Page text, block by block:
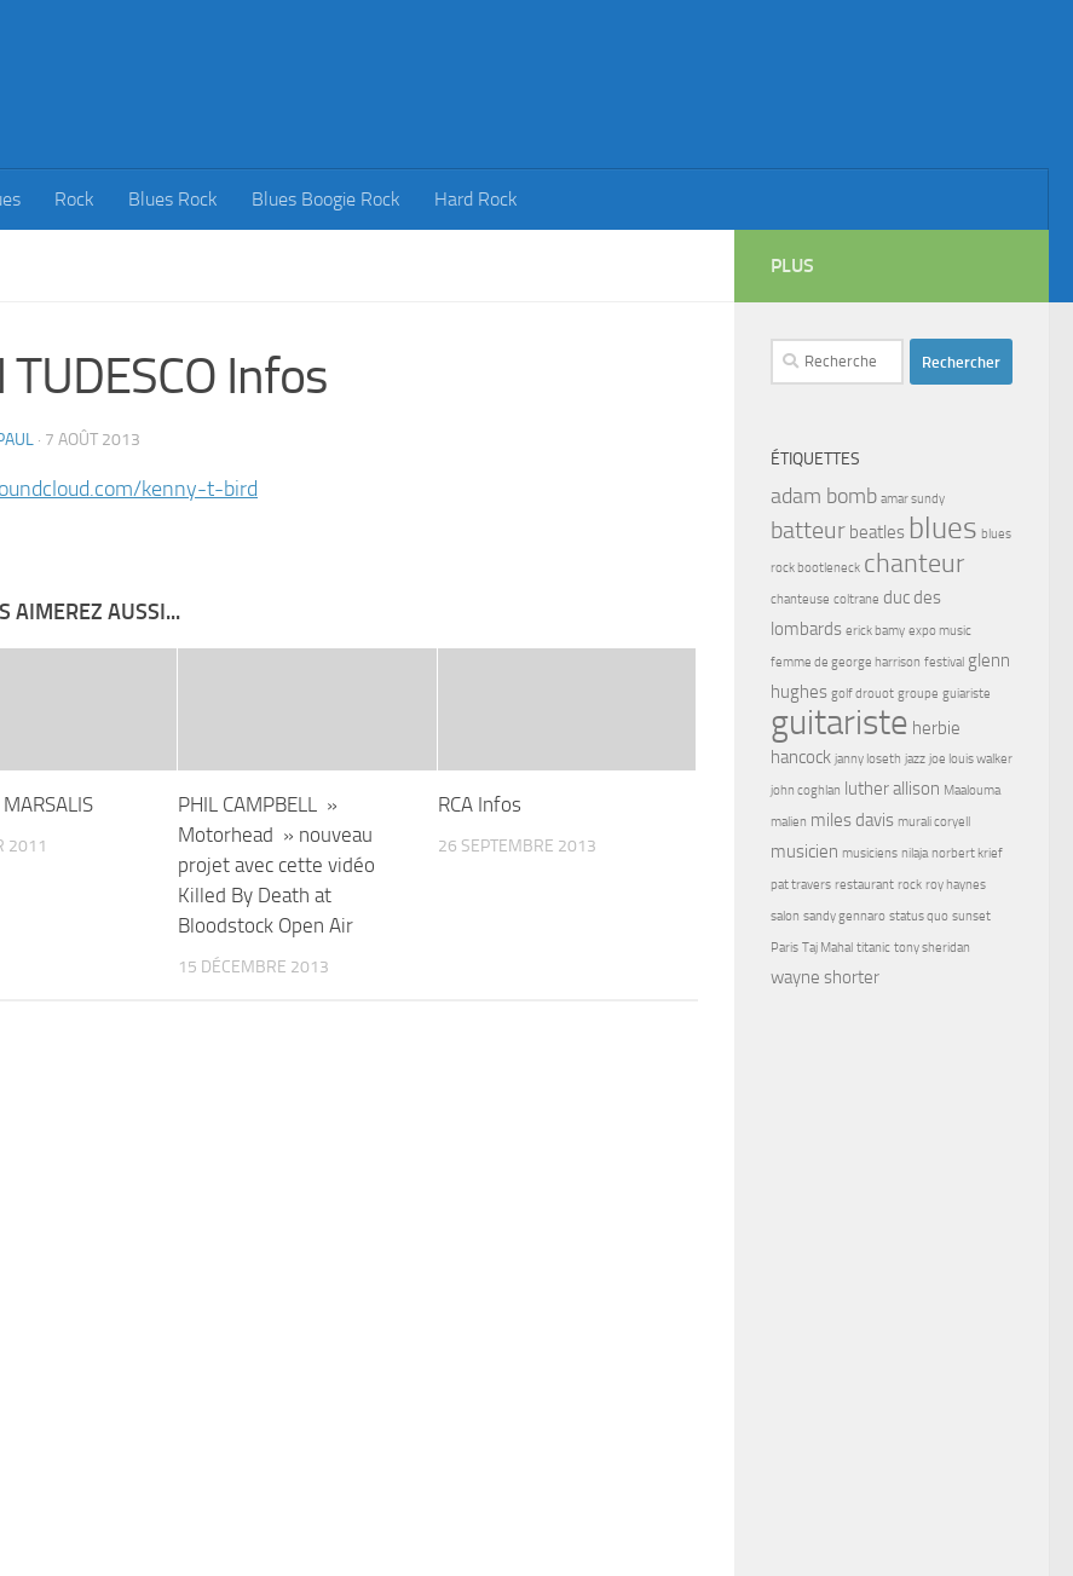
Rock Blues Rock Blues Boogie Rock Hard Rock
TUDESCO Infos
· 7 AOÛT 2013
kenny-t-bird
AIMEREZ AUSSI...
2011
PHIL CAMPBELL »
Motorhead » nouveau
projet avec cette vidéo
Killed By Death at
Bloodstock Open Air
15 DÉCEMBRE 2013
RCA Infos
26 SEPTEMBRE 2013
PLUS
Rechercher :
ÉTIQUETTES
adam bomb amar sundy
batteur beatles blues blues
rock bootleneck chanteur
chanteuse coltrane duc des
lombards erick bamy expo music
femme de george harrison festival glenn
hughes golf drouot groupe guiariste
guitariste herbie
hancock janny loseth jazz joe louis walker
john coghlan luther allison Maalouma
malien miles davis murali coryell
musicien musiciens nilaja norbert krief
pat travers restaurant rock roy haynes
salon sandy gennaro status quo sunset
Paris Taj Mahal titanic tony sheridan
wayne shorter